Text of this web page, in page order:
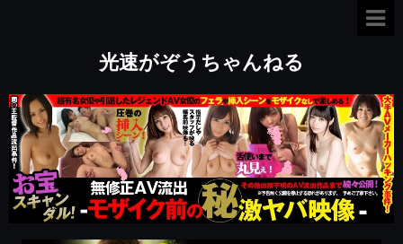
光速がぞうちゃんねる